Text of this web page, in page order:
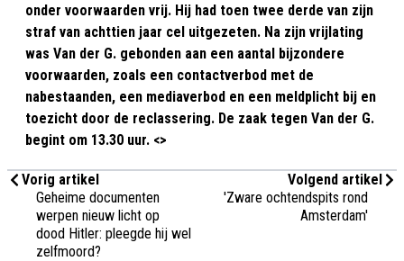
onder voorwaarden vrij. Hij had toen twee derde van zijn
straf van achttien jaar cel uitgezeten. Na zijn vrijlating
was Van der G. gebonden aan een aantal bijzondere
voorwaarden, zoals een contactverbod met de
nabestaanden, een mediaverbod en een meldplicht bij en
toezicht door de reclassering. De zaak tegen Van der G.
begint om 13.30 uur. <>
Vorig artikel
Geheime documenten
werpen nieuw licht op
dood Hitler: pleegde hij wel
zelfmoord?
Volgend artikel
'Zware ochtendspits rond
Amsterdam'